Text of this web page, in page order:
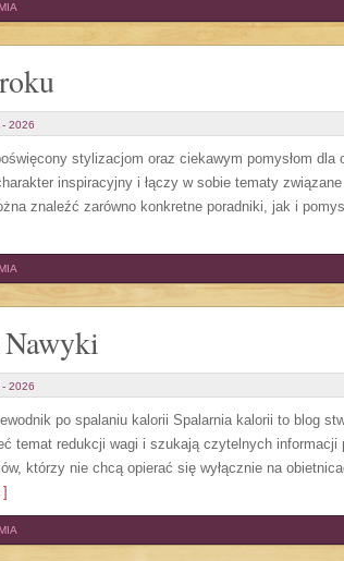
- 2026
stylizacjom oraz ciekawym pomysłom dla
inspiracyjny i łączy w sobie tematy
znaleźć zarówno konkretne poradniki, jak i
- 2026
po spalaniu kalorii Spalarnia kalorii to blog
temat redukcji wagi i szukają czytelnych informacji
którzy nie chcą opierać się wyłącznie na